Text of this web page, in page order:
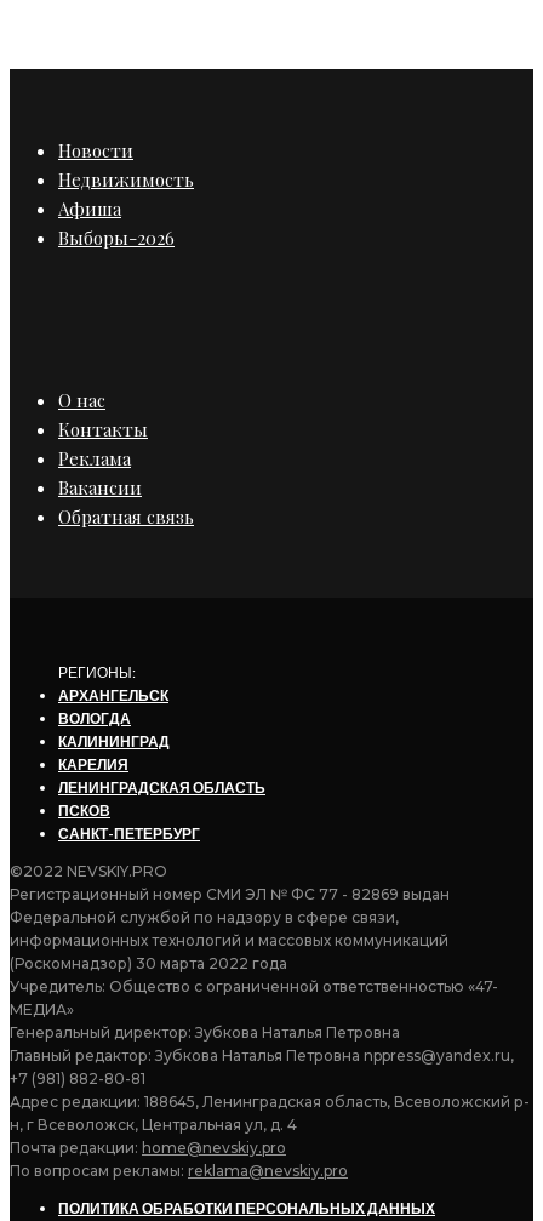
Новости
Недвижимость
Афиша
Выборы-2026
О нас
Контакты
Реклама
Вакансии
Обратная связь
РЕГИОНЫ:
АРХАНГЕЛЬСК
ВОЛОГДА
КАЛИНИНГРАД
КАРЕЛИЯ
ЛЕНИНГРАДСКАЯ ОБЛАСТЬ
ПСКОВ
САНКТ-ПЕТЕРБУРГ
©2022 NEVSKIY.PRO
Регистрационный номер СМИ ЭЛ № ФС 77 - 82869 выдан
Федеральной службой по надзору в сфере связи,
информационных технологий и массовых коммуникаций
(Роскомнадзор) 30 марта 2022 года
Учредитель: Общество с ограниченной ответственностью «47-
МЕДИА»
Генеральный директор: Зубкова Наталья Петровна
Главный редактор: Зубкова Наталья Петровна nppress@yandex.ru,
+7 (981) 882-80-81
Адрес редакции: 188645, Ленинградская область, Всеволожский р-
н, г Всеволожск, Центральная ул, д. 4
Почта редакции: home@nevskiy.pro
По вопросам рекламы: reklama@nevskiy.pro
ПОЛИТИКА ОБРАБОТКИ ПЕРСОНАЛЬНЫХ ДАННЫХ